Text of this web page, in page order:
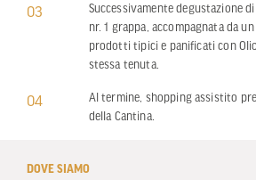
03
Successivamente degustazione
nr. 1 grappa, accompagnata da
prodotti tipici e panificati con
stessa tenuta.
04
Al termine, shopping assistito
della Cantina.
DOVE SIAMO